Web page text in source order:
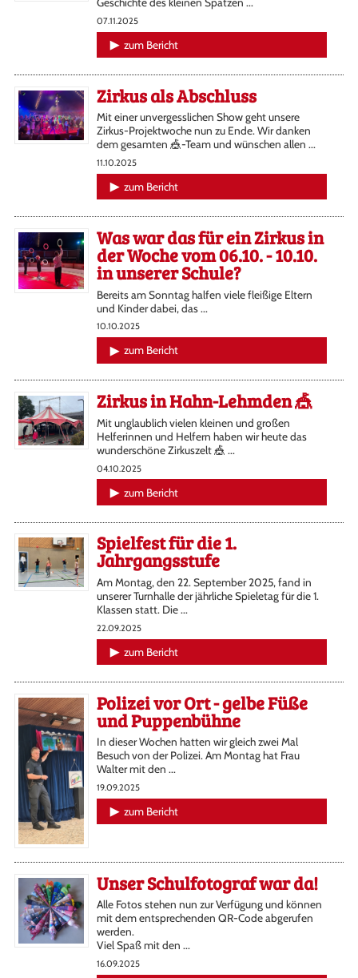
07.11.2025
zum Bericht
Zirkus als Abschluss
Mit einer unvergesslichen Show geht unsere
Zirkus-Projektwoche nun zu Ende. Wir danken
dem gesamten 🎪-Team und wünschen allen ...
11.10.2025
zum Bericht
Was war das für ein Zirkus in
der Woche vom 06.10. - 10.10.
in unserer Schule?
Bereits am Sonntag halfen viele fleißige Eltern
und Kinder dabei, das ...
10.10.2025
zum Bericht
Zirkus in Hahn-Lehmden 🎪
Mit unglaublich vielen kleinen und großen
Helferinnen und Helfern haben wir heute das
wunderschöne Zirkuszelt 🎪 ...
04.10.2025
zum Bericht
Spielfest für die 1.
Jahrgangsstufe
Am Montag, den 22. September 2025, fand in
unserer Turnhalle der jährliche Spieletag für die 1.
Klassen statt. Die ...
22.09.2025
zum Bericht
Polizei vor Ort - gelbe Füße
und Puppenbühne
In dieser Wochen hatten wir gleich zwei Mal
Besuch von der Polizei. Am Montag hat Frau
Walter mit den ...
19.09.2025
zum Bericht
Unser Schulfotograf war da!
Alle Fotos stehen nun zur Verfügung und können
mit dem entsprechenden QR-Code abgerufen
werden.
Viel Spaß mit den ...
16.09.2025